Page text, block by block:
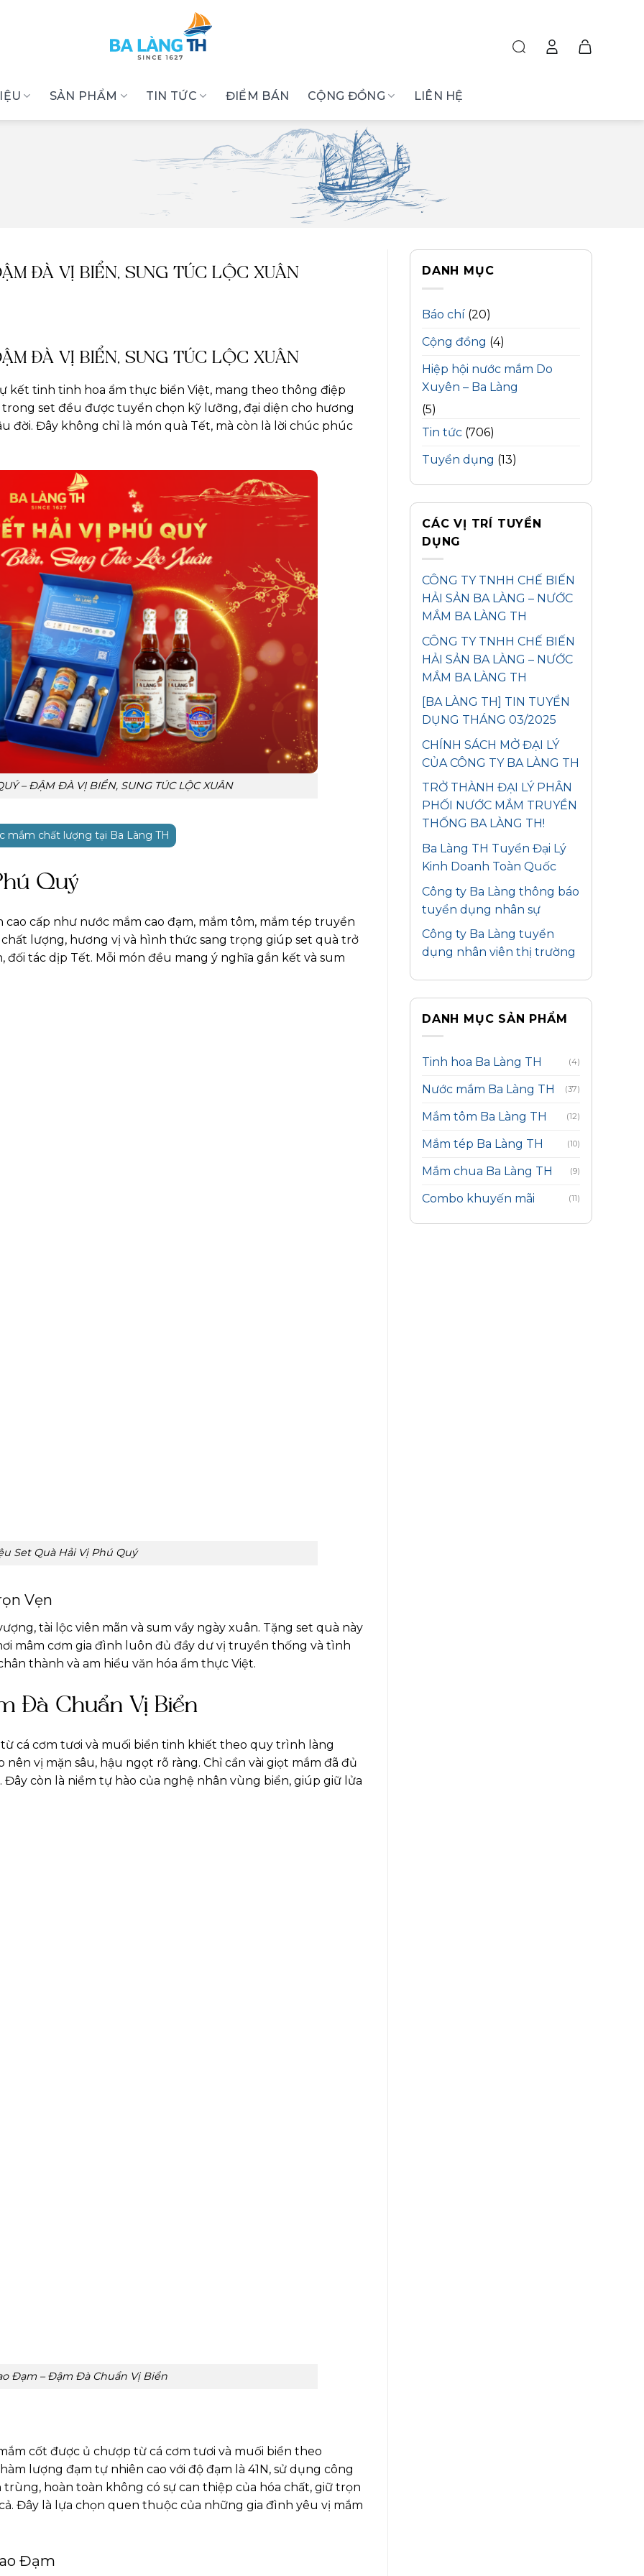
SẢN PHẨM TIN TỨC ĐIỂM BÁN CỘNG ĐỒNG LIÊN HỆ
ĐÀ VỊ BIỂN, SUNG TÚC LỘC XUÂN
ĐÀ VỊ BIỂN, SUNG TÚC LỘC XUÂN
kết tinh tinh hoa ẩm thực biển Việt, mang theo thông điệp
set đều được tuyển chọn kỹ lưỡng, đại diện cho hương
đời. Đây không chỉ là món quà Tết, mà còn là lời chúc phúc
– ĐẬM ĐÀ VỊ BIỂN, SUNG TÚC LỘC XUÂN
mắm chất lượng tại Ba Làng TH
Quý
cao cấp như nước mắm cao đạm, mắm tôm, mắm tép truyền
lượng, hương vị và hình thức sang trọng giúp set quà trở
tác dịp Tết. Mỗi món đều mang ý nghĩa gắn kết và sum
Set Quà Hải Vị Phú Quý
Vẹn
tài lộc viên mãn và sum vầy ngày xuân. Tặng set quà này
mâm cơm gia đình luôn đủ đầy dư vị truyền thống và tình
thành và am hiểu văn hóa ẩm thực Việt.
Đà Chuẩn Vị Biển
cá cơm tươi và muối biển tinh khiết theo quy trình làng
vị mặn sâu, hậu ngọt rõ ràng. Chỉ cần vài giọt mắm đã đủ
còn là niềm tự hào của nghệ nhân vùng biển, giúp giữ lửa
Đạm – Đậm Đà Chuẩn Vị Biển
cốt được ủ chượp từ cá cơm tươi và muối biển theo
lượng đạm tự nhiên cao với độ đạm là 41N, sử dụng công
hoàn toàn không có sự can thiệp của hóa chất, giữ trọn
Đây là lựa chọn quen thuộc của những gia đình yêu vị mắm
Đạm
DANH MỤC
Báo chí (20)
Cộng đồng (4)
Hiệp hội nước mắm Do
Xuyên – Ba Làng
(5)
Tin tức (706)
Tuyển dụng (13)
CÁC VỊ TRÍ TUYỂN
DỤNG
CÔNG TY TNHH CHẾ BIẾN
HẢI SẢN BA LÀNG – NƯỚC
MẮM BA LÀNG TH
CÔNG TY TNHH CHẾ BIẾN
HẢI SẢN BA LÀNG – NƯỚC
MẮM BA LÀNG TH
[BA LÀNG TH] TIN TUYỂN
DỤNG THÁNG 03/2025
CHÍNH SÁCH MỞ ĐẠI LÝ
CỦA CÔNG TY BA LÀNG TH
TRỞ THÀNH ĐẠI LÝ PHÂN
PHỐI NƯỚC MẮM TRUYỀN
THỐNG BA LÀNG TH!
Ba Làng TH Tuyển Đại Lý
Kinh Doanh Toàn Quốc
Công ty Ba Làng thông báo
tuyển dụng nhân sự
Công ty Ba Làng tuyển
dụng nhân viên thị trường
DANH MỤC SẢN PHẨM
Tinh hoa Ba Làng TH (4)
Nước mắm Ba Làng TH (37)
Mắm tôm Ba Làng TH (12)
Mắm tép Ba Làng TH (10)
Mắm chua Ba Làng TH (9)
Combo khuyến mãi (11)